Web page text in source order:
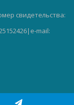
свидетельства:
mail: